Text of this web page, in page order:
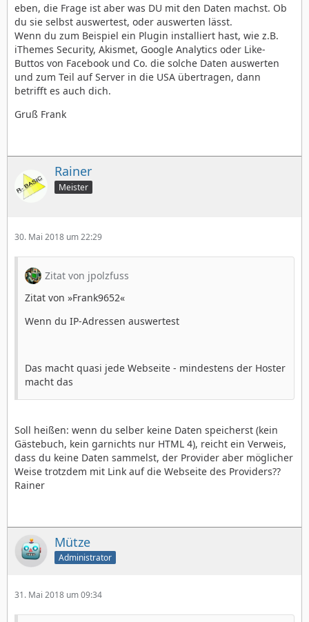
eben, die Frage ist aber was DU mit den Daten machst. Ob
du sie selbst auswertest, oder auswerten lässt.
Wenn du zum Beispiel ein Plugin installiert hast, wie z.B.
iThemes Security, Akismet, Google Analytics oder Like-
Buttos von Facebook und Co. die solche Daten auswerten
und zum Teil auf Server in die USA übertragen, dann
betrifft es auch dich.
Gruß Frank
Rainer
Meister
30. Mai 2018 um 22:29
Zitat von jpolzfuss
Zitat von »Frank9652«
Wenn du IP-Adressen auswertest
Das macht quasi jede Webseite - mindestens der Hoster
macht das
Soll heißen: wenn du selber keine Daten speicherst (kein
Gästebuch, kein garnichts nur HTML 4), reicht ein Verweis,
dass du keine Daten sammelst, der Provider aber möglicher
Weise trotzdem mit Link auf die Webseite des Providers??
Rainer
Mütze
Administrator
31. Mai 2018 um 09:34